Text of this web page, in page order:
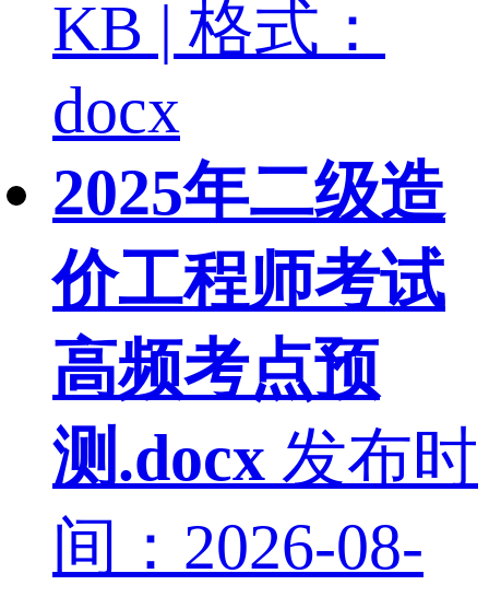
KB | 格式：
docx
2025年二级造
价工程师考试
高频考点预
测.docx 发布时
间：2026-08-